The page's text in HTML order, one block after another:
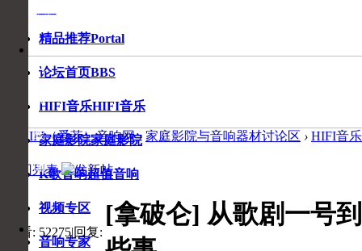
响
家
线
咨
询
收
藏
收
藏
精品推荐Portal
论坛首页BBS
HIFI音乐HIFI音乐
家庭影院家庭影院
K歌音响超值音响
视频专区
音响专家
爱HIFI（爱菲）音响网 › 家庭影院与音响器材讨论区 › HIFI音
返回列表
查看: 52275|回复:
[拿破仑] 从歌剧一号